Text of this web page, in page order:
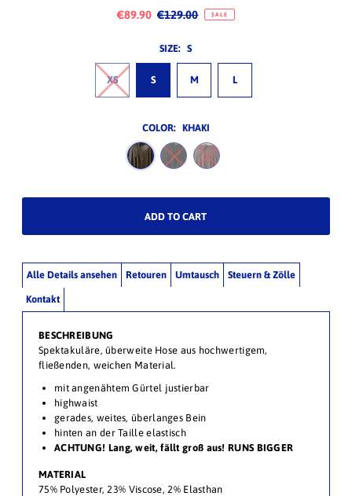
€89.90 €129.00 SALE
SIZE: S
XS S M L
COLOR: KHAKI
Alle Details ansehen Retouren Umtausch Steuern & Zölle
Kontakt
BESCHREIBUNG
Spektakuläre, überweite Hose aus hochwertigem,
fließenden, weichen Material.
mit angenähtem Gürtel justierbar
highwaist
gerades, weites, überlanges Bein
hinten an der Taille elastisch
ACHTUNG! Lang, weit, fällt groß aus! RUNS BIGGER
MATERIAL
75% Polyester, 23% Viscose, 2% Elasthan